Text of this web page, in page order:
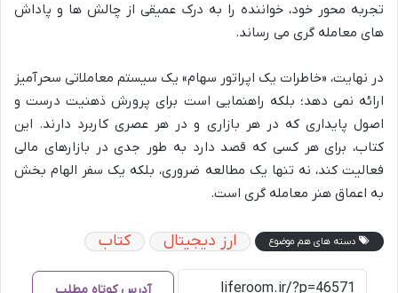
تجربه محور خود، خواننده را به درک عمیقی از چالش ها و پاداش
های معامله گری می رساند.
در نهایت، «خاطرات یک اپراتور سهام» یک سیستم معاملاتی سحرآمیز
ارائه نمی دهد؛ بلکه راهنمایی است برای پرورش ذهنیت درست و
اصول پایداری که در هر بازاری و در هر عصری کاربرد دارند. این
کتاب، برای هر کسی که قصد دارد به طور جدی در بازارهای مالی
فعالیت کند، نه تنها یک مطالعه ضروری، بلکه یک سفر الهام بخش
به اعماق هنر معامله گری است.
دسته های هم موضوع ارز دیجیتال کتاب